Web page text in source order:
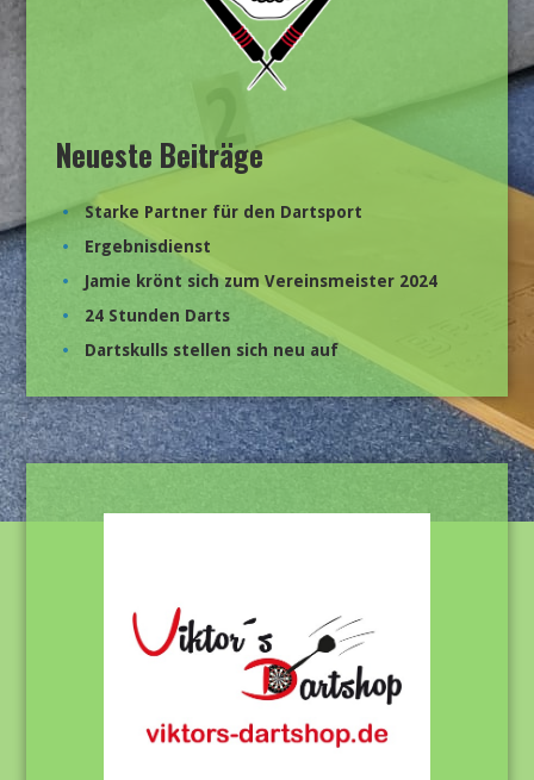
Neueste Beiträge
Starke Partner für den Dartsport
Ergebnisdienst
Jamie krönt sich zum Vereinsmeister 2024
24 Stunden Darts
Dartskulls stellen sich neu auf